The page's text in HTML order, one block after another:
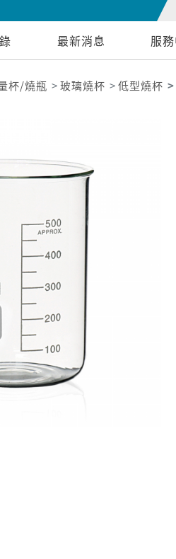
最新消息 服
杯/燒瓶 玻璃燒杯 低型燒杯